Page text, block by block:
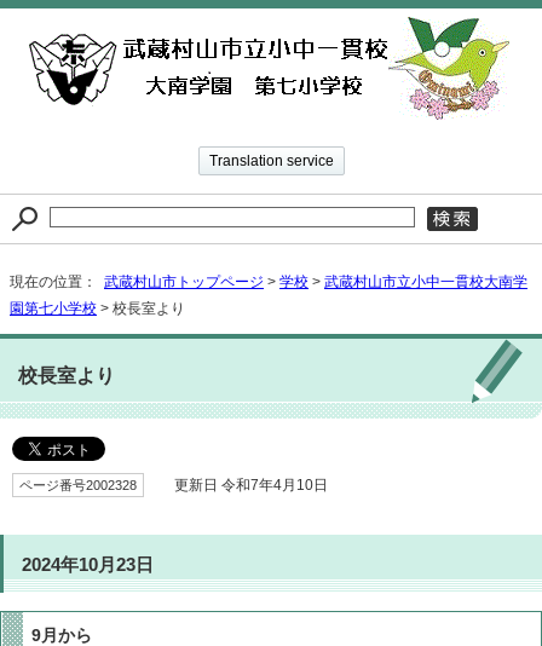
Translation service
現在の位置： 武蔵村山市トップページ > 学校 > 武蔵村山市立小中一貫校大南学
園第七小学校 > 校長室より
校長室より
ページ番号2002328 更新日 令和7年4月10日
2024年10月23日
9月から